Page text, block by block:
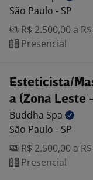
São Paulo - SP
R$ 2.500,00 a
Presencial
Esteticista/
a (Zona Leste
Buddha Spa
São Paulo - SP
R$ 2.500,00 a
Presencial